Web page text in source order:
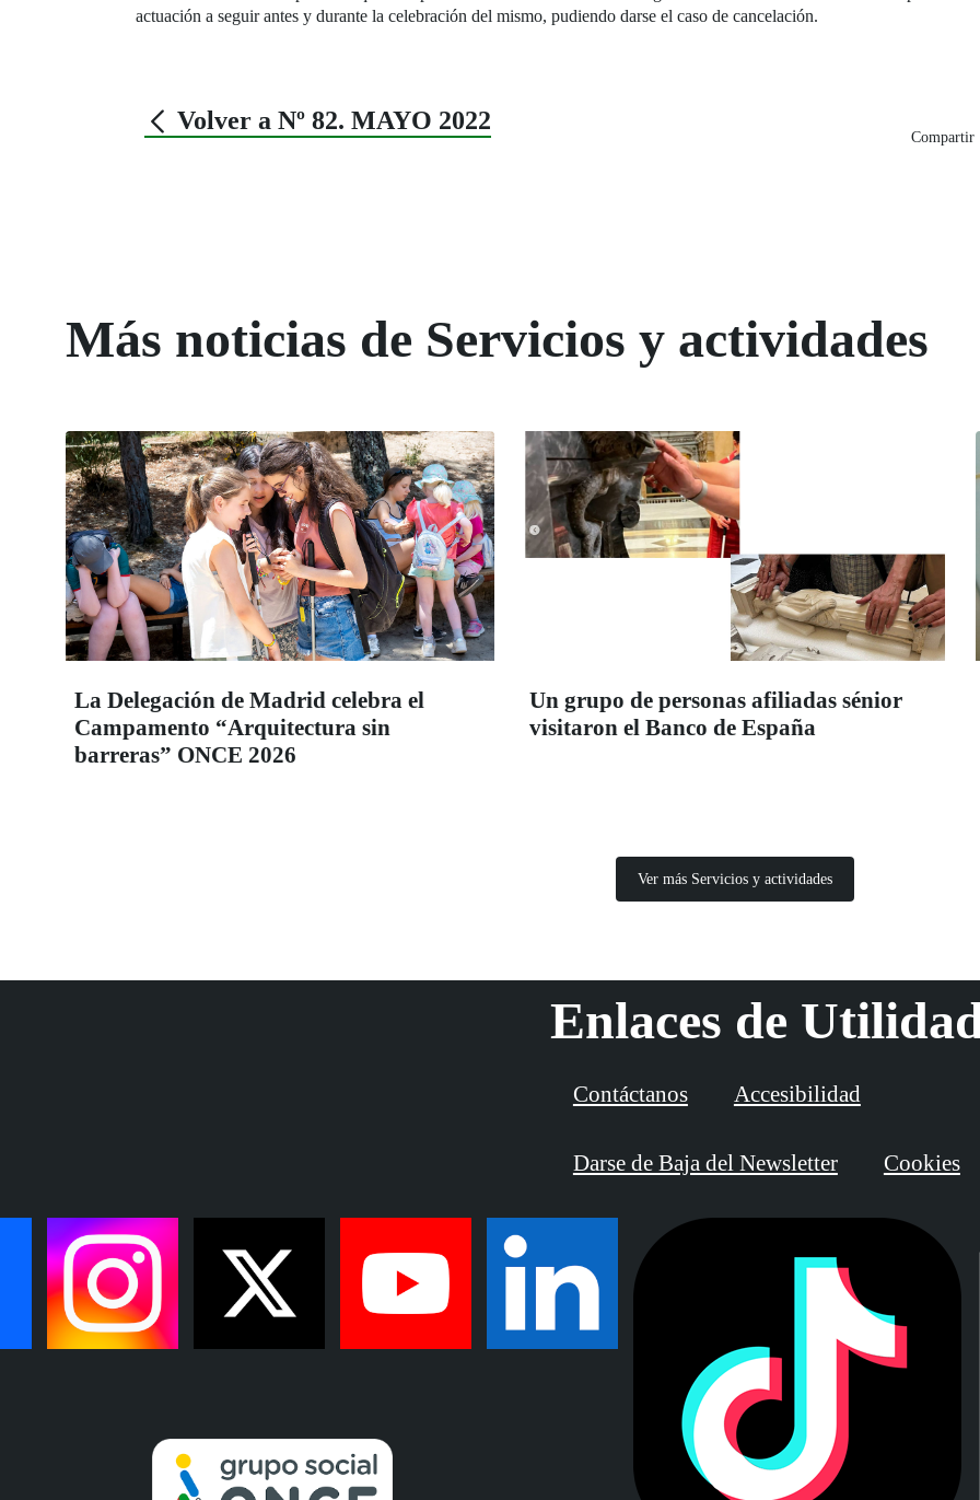
actuación a seguir antes y durante la celebración del mismo, pudiendo darse el caso de cancelación.
Volver a Nº 82. MAYO 2022
Compartir
Más noticias de Servicios y actividades
La Delegación de Madrid celebra el
Campamento “Arquitectura sin
barreras” ONCE 2026
Un grupo de personas afiliadas sénior
visitaron el Banco de España
Ver más Servicios y actividades
Enlaces de
Contáctanos Accesibilidad
Darse de Baja del Newsletter Cookies